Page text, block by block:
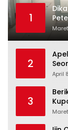
1
2
April
3